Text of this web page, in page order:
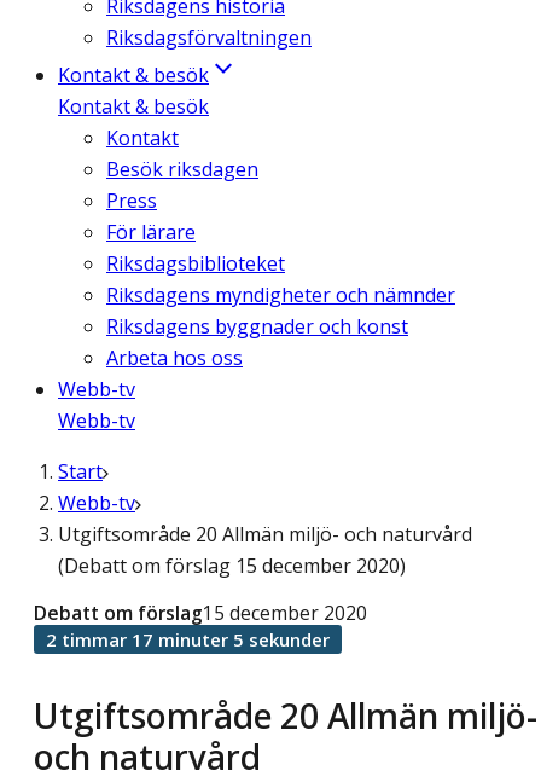
Riksdagens historia
Riksdagsförvaltningen
Kontakt & besök
Kontakt & besök
Kontakt
Besök riksdagen
Press
För lärare
Riksdagsbiblioteket
Riksdagens myndigheter och nämnder
Riksdagens byggnader och konst
Arbeta hos oss
Webb-tv
Webb-tv
Start
Webb-tv
Utgiftsområde 20 Allmän miljö- och naturvård
(Debatt om förslag 15 december 2020)
Utgiftsområde 20 Allmän miljö-
och naturvård
Debatt om förslag15 december 2020
2 timmar 17 minuter 5 sekunder